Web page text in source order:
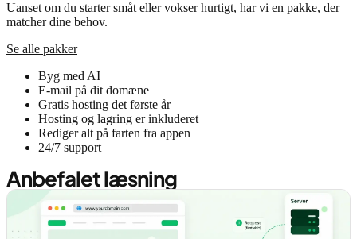
Uanset om du starter småt eller vokser hurtigt, har vi en pakke, der
matcher dine behov.
Se alle pakker
Byg med AI
E-mail på dit domæne
Gratis hosting det første år
Hosting og lagring er inkluderet
Rediger alt på farten fra appen
24/7 support
Anbefalet læsning